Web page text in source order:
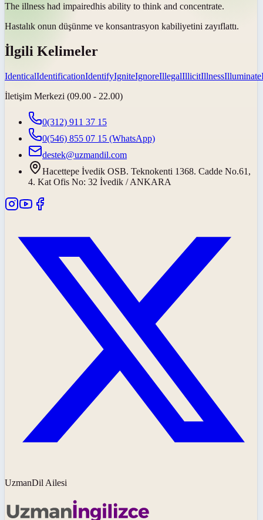
The illness had impairedhis ability to think and concentrate.
Hastalık onun düşünme ve konsantrasyon kabiliyetini zayıflattı.
İlgili Kelimeler
IdenticalIdentificationIdentifyIgniteIgnoreIllegalIllicitIllnessIlluminate
İletişim Merkezi (09.00 - 22.00)
0(312) 911 37 15
0(546) 855 07 15 (WhatsApp)
destek@uzmandil.com
Hacettepe İvedik OSB. Teknokenti 1368. Cadde No.61,
4. Kat Ofis No: 32 İvedik / ANKARA
UzmanDil Ailesi